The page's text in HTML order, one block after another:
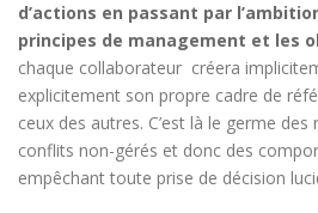
d’actions en passant par
principes de management et les
chaque collaborateur créera
explicitement son propre cadre de
ceux des autres. C’est là le germe
conflits non-gérés et donc des
empêchant toute prise de décision